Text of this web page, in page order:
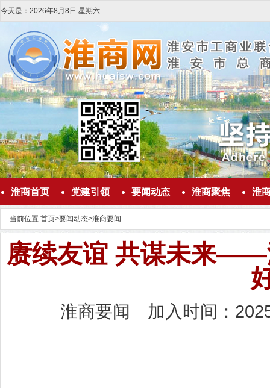
今天是： 2026年8 月 8 日 星期六
淮商首页 党建引领 要闻动态 淮商聚焦 淮
当前位置:首页>要闻动态>淮商要闻
赓续友谊 共谋未来——
淮商要闻 加入时间：